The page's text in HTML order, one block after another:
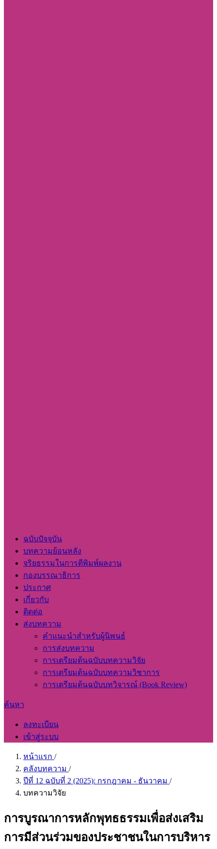
ฉบับปัจจุบัน
บทความย้อนหลัง
จริยธรรมในการตีพิมพ์ผลงาน
กองบรรณาธิการ
ประกาศ
เกี่ยวกับ
ติดต่อ
ส่งบทความ
คำแนะนำสำหรับผู้นิพนธ์
การส่งบทความ
การเตรียมต้นฉบับบทความวิจัย
การเตรียมต้นฉบับบทความวิชาการ
การเตรียมต้นฉบับบทวิจารณ์ (Book Review)
ค้นหา
ลงทะเบียน
เข้าสู่ระบบ
หน้าแรก /
คลังบทความ /
ปีที่ 12 ฉบับที่ 2 (2025): กรกฎาคม - ธันวาคม /
บทความวิจัย
การบูรณาการหลักพุทธธรรมเพื่อส่งเสริม
การมีส่วนร่วมของประชาชนในการบริหาร